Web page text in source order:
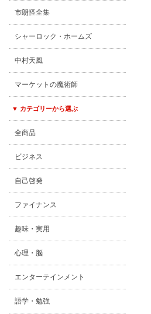
市朗怪全集
シャーロック・ホームズ
中村天風
マーケットの魔術師
▼ カテゴリーから選ぶ
全商品
ビジネス
自己啓発
ファイナンス
趣味・実用
心理・脳
エンターテインメント
語学・勉強